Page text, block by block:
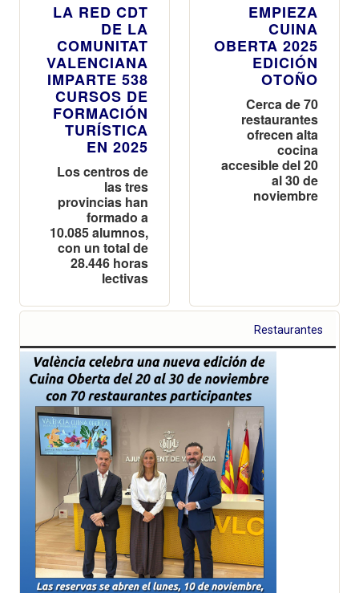
LA RED CDT
DE LA
COMUNITAT
VALENCIANA
IMPARTE 538
CURSOS DE
FORMACIÓN
TURÍSTICA
EN 2025
Los centros de
las tres
provincias han
formado a
10.085 alumnos,
con un total de
28.446 horas
lectivas
EMPIEZA
CUINA
OBERTA 2025
EDICIÓN
OTOÑO
Cerca de 70
restaurantes
ofrecen alta
cocina
accesible del 20
al 30 de
noviembre
Restaurantes